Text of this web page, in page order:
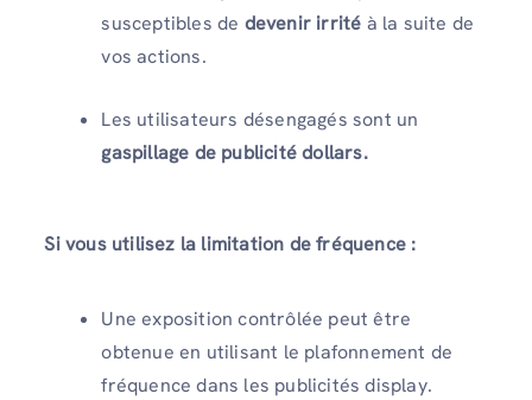
susceptibles de devenir irrité à la suite de
vos actions.
Les utilisateurs désengagés sont un
gaspillage de publicité dollars.
Si vous utilisez la limitation de fréquence :
Une exposition contrôlée peut être
obtenue en utilisant le plafonnement de
fréquence dans les publicités display.